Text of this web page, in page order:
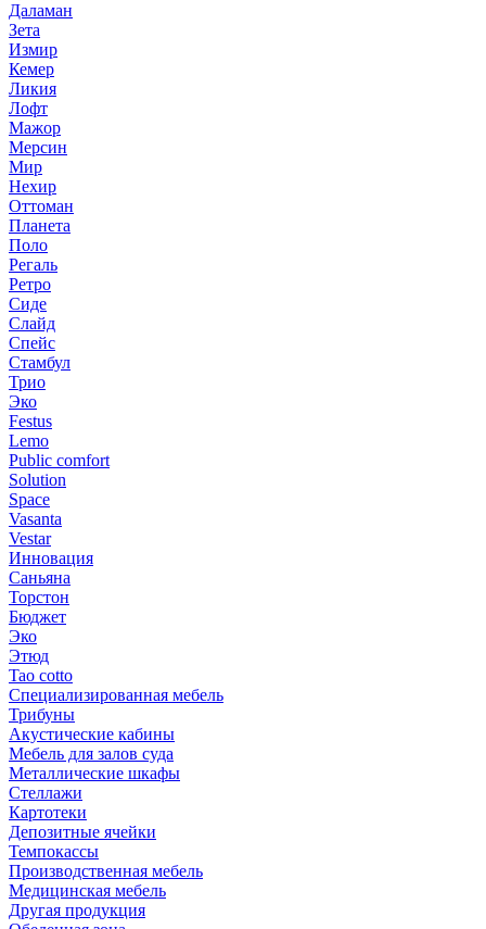
Даламан
Зета
Измир
Кемер
Ликия
Лофт
Мажор
Мерсин
Мир
Нехир
Оттоман
Планета
Поло
Регаль
Ретро
Сиде
Слайд
Спейс
Стамбул
Трио
Эко
Festus
Lemo
Public comfort
Solution
Space
Vasanta
Vestar
Инновация
Саньяна
Торстон
Бюджет
Эко
Этюд
Tao cotto
Специализированная мебель
Трибуны
Акустические кабины
Мебель для залов суда
Металлические шкафы
Стеллажи
Картотеки
Депозитные ячейки
Темпокассы
Производственная мебель
Медицинская мебель
Другая продукция